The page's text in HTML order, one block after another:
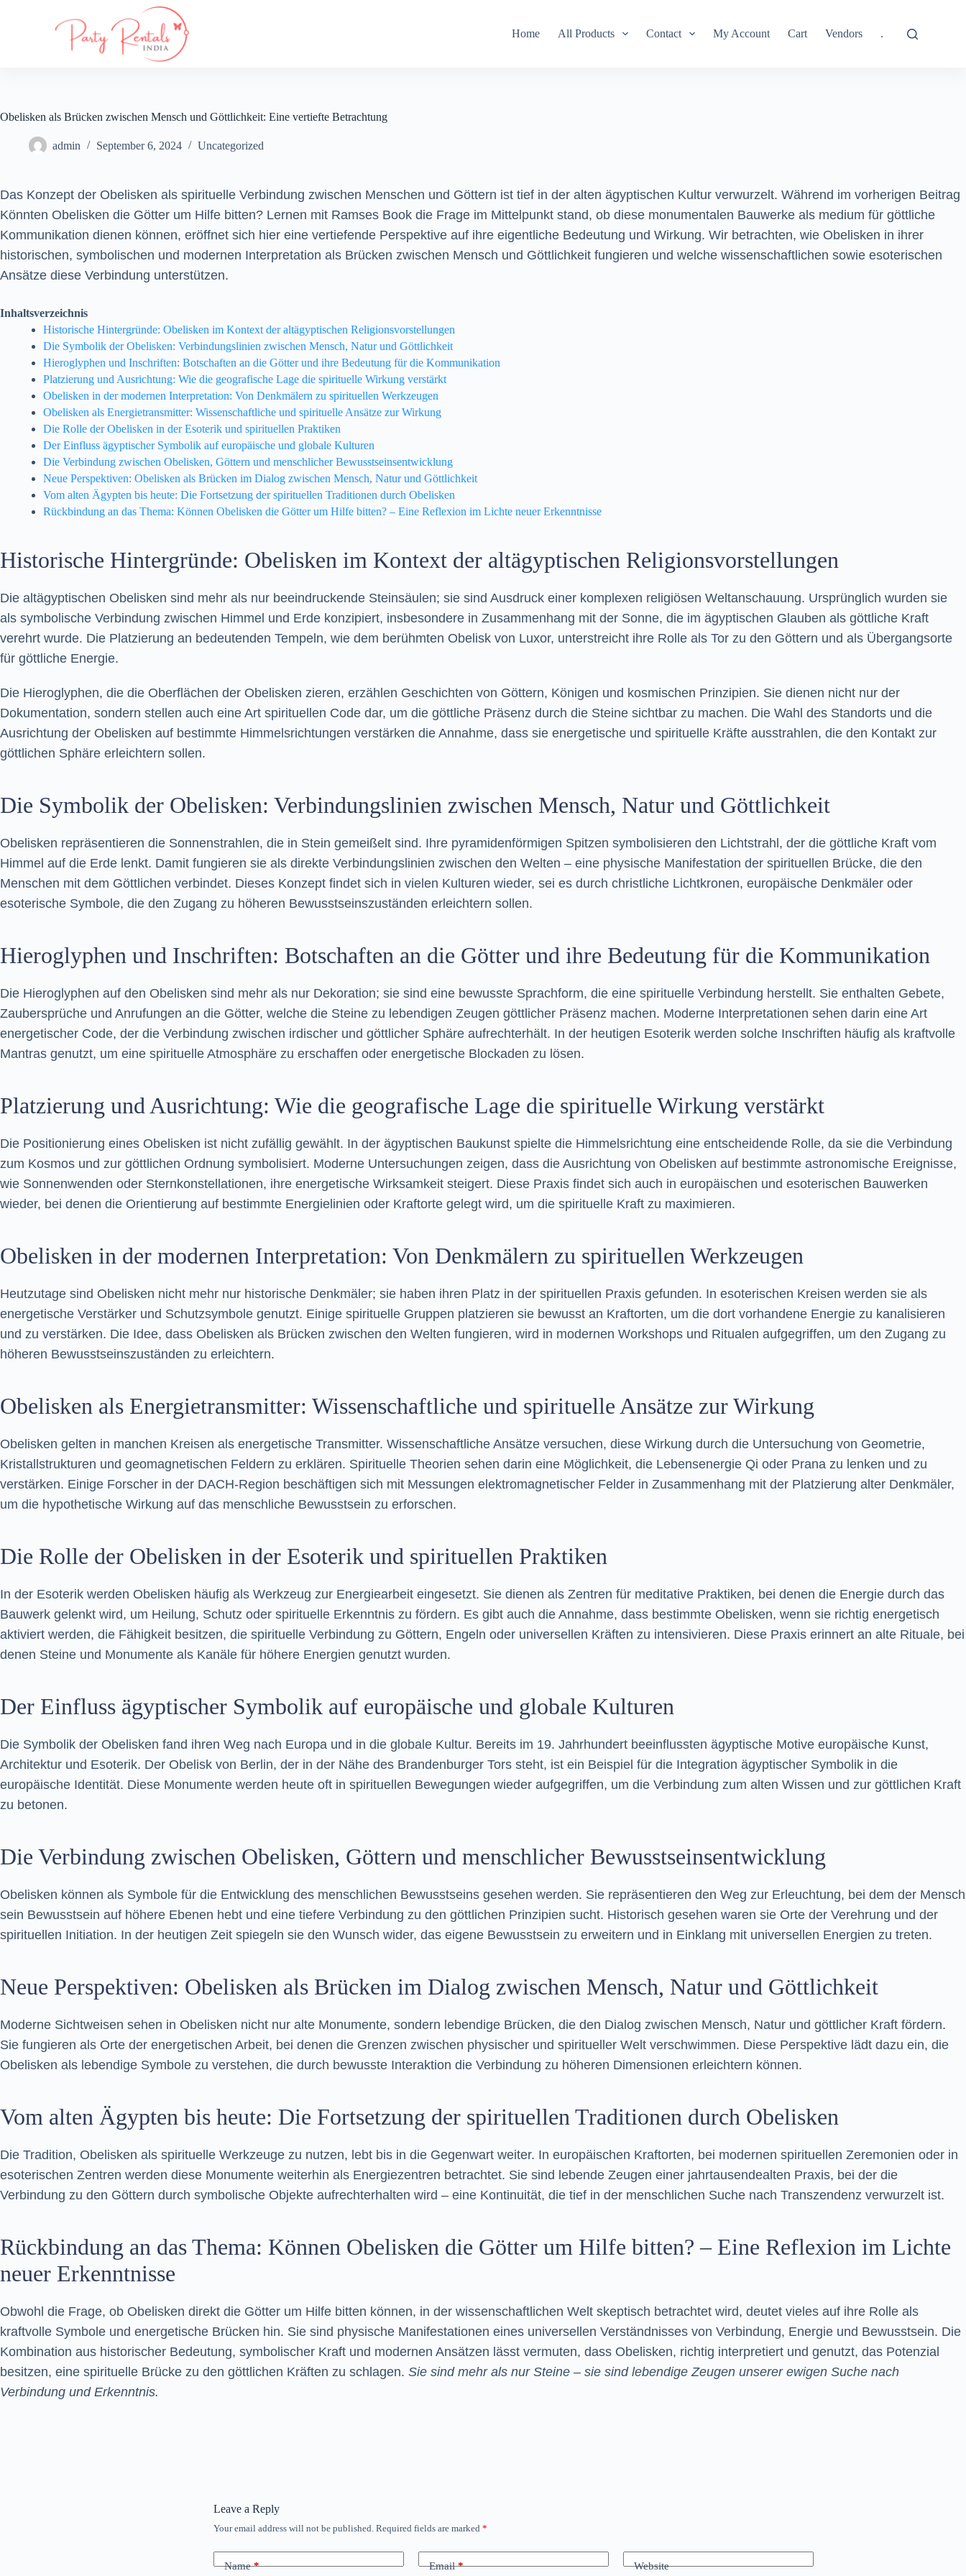
n
Home All Products Contact My Account Cart Vendors .
Obelisken als Brücken zwischen Mensch und Göttlichkeit: Eine vertiefte Betrachtung
admin September 6, 2024 Uncategorized
Das Konzept der Obelisken als spirituelle Verbindung zwischen Menschen und Göttern ist tief in der alten ägyptischen Kultur verwurzelt. Während im vorherigen Beitrag
Könnten Obelisken die Götter um Hilfe bitten? Lernen mit Ramses Book die Frage im Mittelpunkt stand, ob diese monumentalen Bauwerke als medium für göttliche
Kommunikation dienen können, eröffnet sich hier eine vertiefende Perspektive auf ihre eigentliche Bedeutung und Wirkung. Wir betrachten, wie Obelisken in ihrer
historischen, symbolischen und modernen Interpretation als Brücken zwischen Mensch und Göttlichkeit fungieren und welche wissenschaftlichen sowie esoterischen
Ansätze diese Verbindung unterstützen.
Inhaltsverzeichnis
Historische Hintergründe: Obelisken im Kontext der altägyptischen Religionsvorstellungen
Die Symbolik der Obelisken: Verbindungslinien zwischen Mensch, Natur und Göttlichkeit
Hieroglyphen und Inschriften: Botschaften an die Götter und ihre Bedeutung für die Kommunikation
Platzierung und Ausrichtung: Wie die geografische Lage die spirituelle Wirkung verstärkt
Obelisken in der modernen Interpretation: Von Denkmälern zu spirituellen Werkzeugen
Obelisken als Energietransmitter: Wissenschaftliche und spirituelle Ansätze zur Wirkung
Die Rolle der Obelisken in der Esoterik und spirituellen Praktiken
Der Einfluss ägyptischer Symbolik auf europäische und globale Kulturen
Die Verbindung zwischen Obelisken, Göttern und menschlicher Bewusstseinsentwicklung
Neue Perspektiven: Obelisken als Brücken im Dialog zwischen Mensch, Natur und Göttlichkeit
Vom alten Ägypten bis heute: Die Fortsetzung der spirituellen Traditionen durch Obelisken
Rückbindung an das Thema: Können Obelisken die Götter um Hilfe bitten? – Eine Reflexion im Lichte neuer Erkenntnisse
Historische Hintergründe: Obelisken im Kontext der altägyptischen Religionsvorstellungen
Die altägyptischen Obelisken sind mehr als nur beeindruckende Steinsäulen; sie sind Ausdruck einer komplexen religiösen Weltanschauung. Ursprünglich wurden sie
als symbolische Verbindung zwischen Himmel und Erde konzipiert, insbesondere in Zusammenhang mit der Sonne, die im ägyptischen Glauben als göttliche Kraft
verehrt wurde. Die Platzierung an bedeutenden Tempeln, wie dem berühmten Obelisk von Luxor, unterstreicht ihre Rolle als Tor zu den Göttern und als Übergangsorte
für göttliche Energie.
Die Hieroglyphen, die die Oberflächen der Obelisken zieren, erzählen Geschichten von Göttern, Königen und kosmischen Prinzipien. Sie dienen nicht nur der
Dokumentation, sondern stellen auch eine Art spirituellen Code dar, um die göttliche Präsenz durch die Steine sichtbar zu machen. Die Wahl des Standorts und die
Ausrichtung der Obelisken auf bestimmte Himmelsrichtungen verstärken die Annahme, dass sie energetische und spirituelle Kräfte ausstrahlen, die den Kontakt zur
göttlichen Sphäre erleichtern sollen.
Die Symbolik der Obelisken: Verbindungslinien zwischen Mensch, Natur und Göttlichkeit
Obelisken repräsentieren die Sonnenstrahlen, die in Stein gemeißelt sind. Ihre pyramidenförmigen Spitzen symbolisieren den Lichtstrahl, der die göttliche Kraft vom
Himmel auf die Erde lenkt. Damit fungieren sie als direkte Verbindungslinien zwischen den Welten – eine physische Manifestation der spirituellen Brücke, die den
Menschen mit dem Göttlichen verbindet. Dieses Konzept findet sich in vielen Kulturen wieder, sei es durch christliche Lichtkronen, europäische Denkmäler oder
esoterische Symbole, die den Zugang zu höheren Bewusstseinszuständen erleichtern sollen.
Hieroglyphen und Inschriften: Botschaften an die Götter und ihre Bedeutung für die Kommunikation
Die Hieroglyphen auf den Obelisken sind mehr als nur Dekoration; sie sind eine bewusste Sprachform, die eine spirituelle Verbindung herstellt. Sie enthalten Gebete,
Zaubersprüche und Anrufungen an die Götter, welche die Steine zu lebendigen Zeugen göttlicher Präsenz machen. Moderne Interpretationen sehen darin eine Art
energetischer Code, der die Verbindung zwischen irdischer und göttlicher Sphäre aufrechterhält. In der heutigen Esoterik werden solche Inschriften häufig als kraftvolle
Mantras genutzt, um eine spirituelle Atmosphäre zu erschaffen oder energetische Blockaden zu lösen.
Platzierung und Ausrichtung: Wie die geografische Lage die spirituelle Wirkung verstärkt
Die Positionierung eines Obelisken ist nicht zufällig gewählt. In der ägyptischen Baukunst spielte die Himmelsrichtung eine entscheidende Rolle, da sie die Verbindung
zum Kosmos und zur göttlichen Ordnung symbolisiert. Moderne Untersuchungen zeigen, dass die Ausrichtung von Obelisken auf bestimmte astronomische Ereignisse,
wie Sonnenwenden oder Sternkonstellationen, ihre energetische Wirksamkeit steigert. Diese Praxis findet sich auch in europäischen und esoterischen Bauwerken
wieder, bei denen die Orientierung auf bestimmte Energielinien oder Kraftorte gelegt wird, um die spirituelle Kraft zu maximieren.
Obelisken in der modernen Interpretation: Von Denkmälern zu spirituellen Werkzeugen
Heutzutage sind Obelisken nicht mehr nur historische Denkmäler; sie haben ihren Platz in der spirituellen Praxis gefunden. In esoterischen Kreisen werden sie als
energetische Verstärker und Schutzsymbole genutzt. Einige spirituelle Gruppen platzieren sie bewusst an Kraftorten, um die dort vorhandene Energie zu kanalisieren
und zu verstärken. Die Idee, dass Obelisken als Brücken zwischen den Welten fungieren, wird in modernen Workshops und Ritualen aufgegriffen, um den Zugang zu
höheren Bewusstseinszuständen zu erleichtern.
Obelisken als Energietransmitter: Wissenschaftliche und spirituelle Ansätze zur Wirkung
Obelisken gelten in manchen Kreisen als energetische Transmitter. Wissenschaftliche Ansätze versuchen, diese Wirkung durch die Untersuchung von Geometrie,
Kristallstrukturen und geomagnetischen Feldern zu erklären. Spirituelle Theorien sehen darin eine Möglichkeit, die Lebensenergie Qi oder Prana zu lenken und zu
verstärken. Einige Forscher in der DACH-Region beschäftigen sich mit Messungen elektromagnetischer Felder in Zusammenhang mit der Platzierung alter Denkmäler,
um die hypothetische Wirkung auf das menschliche Bewusstsein zu erforschen.
Die Rolle der Obelisken in der Esoterik und spirituellen Praktiken
In der Esoterik werden Obelisken häufig als Werkzeug zur Energiearbeit eingesetzt. Sie dienen als Zentren für meditative Praktiken, bei denen die Energie durch das
Bauwerk gelenkt wird, um Heilung, Schutz oder spirituelle Erkenntnis zu fördern. Es gibt auch die Annahme, dass bestimmte Obelisken, wenn sie richtig energetisch
aktiviert werden, die Fähigkeit besitzen, die spirituelle Verbindung zu Göttern, Engeln oder universellen Kräften zu intensivieren. Diese Praxis erinnert an alte Rituale, bei
denen Steine und Monumente als Kanäle für höhere Energien genutzt wurden.
Der Einfluss ägyptischer Symbolik auf europäische und globale Kulturen
Die Symbolik der Obelisken fand ihren Weg nach Europa und in die globale Kultur. Bereits im 19. Jahrhundert beeinflussten ägyptische Motive europäische Kunst,
Architektur und Esoterik. Der Obelisk von Berlin, der in der Nähe des Brandenburger Tors steht, ist ein Beispiel für die Integration ägyptischer Symbolik in die
europäische Identität. Diese Monumente werden heute oft in spirituellen Bewegungen wieder aufgegriffen, um die Verbindung zum alten Wissen und zur göttlichen Kraft
zu betonen.
Die Verbindung zwischen Obelisken, Göttern und menschlicher Bewusstseinsentwicklung
Obelisken können als Symbole für die Entwicklung des menschlichen Bewusstseins gesehen werden. Sie repräsentieren den Weg zur Erleuchtung, bei dem der Mensch
sein Bewusstsein auf höhere Ebenen hebt und eine tiefere Verbindung zu den göttlichen Prinzipien sucht. Historisch gesehen waren sie Orte der Verehrung und der
spirituellen Initiation. In der heutigen Zeit spiegeln sie den Wunsch wider, das eigene Bewusstsein zu erweitern und in Einklang mit universellen Energien zu treten.
Neue Perspektiven: Obelisken als Brücken im Dialog zwischen Mensch, Natur und Göttlichkeit
Moderne Sichtweisen sehen in Obelisken nicht nur alte Monumente, sondern lebendige Brücken, die den Dialog zwischen Mensch, Natur und göttlicher Kraft fördern.
Sie fungieren als Orte der energetischen Arbeit, bei denen die Grenzen zwischen physischer und spiritueller Welt verschwimmen. Diese Perspektive lädt dazu ein, die
Obelisken als lebendige Symbole zu verstehen, die durch bewusste Interaktion die Verbindung zu höheren Dimensionen erleichtern können.
Vom alten Ägypten bis heute: Die Fortsetzung der spirituellen Traditionen durch Obelisken
Die Tradition, Obelisken als spirituelle Werkzeuge zu nutzen, lebt bis in die Gegenwart weiter. In europäischen Kraftorten, bei modernen spirituellen Zeremonien oder in
esoterischen Zentren werden diese Monumente weiterhin als Energiezentren betrachtet. Sie sind lebende Zeugen einer jahrtausendealten Praxis, bei der die
Verbindung zu den Göttern durch symbolische Objekte aufrechterhalten wird – eine Kontinuität, die tief in der menschlichen Suche nach Transzendenz verwurzelt ist.
Rückbindung an das Thema: Können Obelisken die Götter um Hilfe bitten? – Eine Reflexion im Lichte
neuer Erkenntnisse
Obwohl die Frage, ob Obelisken direkt die Götter um Hilfe bitten können, in der wissenschaftlichen Welt skeptisch betrachtet wird, deutet vieles auf ihre Rolle als
kraftvolle Symbole und energetische Brücken hin. Sie sind physische Manifestationen eines universellen Verständnisses von Verbindung, Energie und Bewusstsein. Die
Kombination aus historischer Bedeutung, symbolischer Kraft und modernen Ansätzen lässt vermuten, dass Obelisken, richtig interpretiert und genutzt, das Potenzial
besitzen, eine spirituelle Brücke zu den göttlichen Kräften zu schlagen. Sie sind mehr als nur Steine – sie sind lebendige Zeugen unserer ewigen Suche nach
Verbindung und Erkenntnis.
Leave a Reply
Your email address will not be published. Required fields are marked *
Name* Email* Website